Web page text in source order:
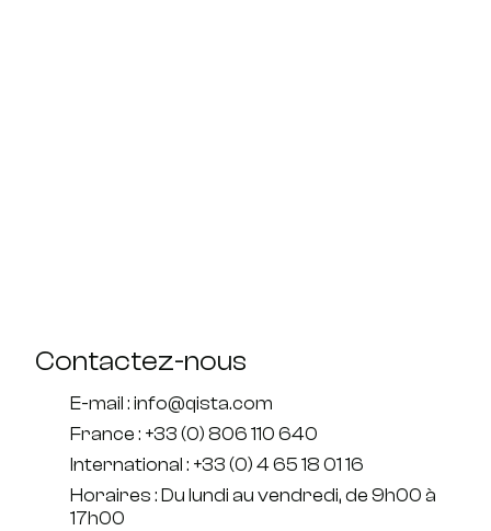
Contactez-nous
E-mail : info@qista.com
France : +33 (0) 806 110 640
International : +33 (0) 4 65 18 01 16
Horaires : Du lundi au vendredi, de 9h00 à
17h00